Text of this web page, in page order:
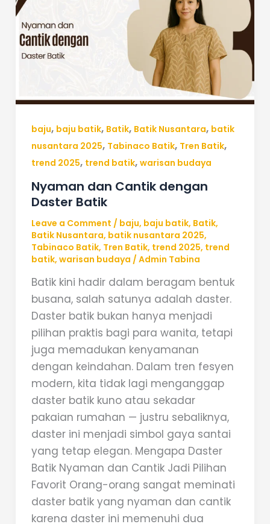
baju, baju batik, Batik, Batik Nusantara, batik
nusantara 2025, Tabinaco Batik, Tren Batik,
trend 2025, trend batik, warisan budaya
Nyaman dan Cantik dengan
Daster Batik
Leave a Comment / baju, baju batik, Batik,
Batik Nusantara, batik nusantara 2025,
Tabinaco Batik, Tren Batik, trend 2025, trend
batik, warisan budaya / Admin Tabina
Batik kini hadir dalam beragam bentuk
busana, salah satunya adalah daster.
Daster batik bukan hanya menjadi
pilihan praktis bagi para wanita, tetapi
juga memadukan kenyamanan
dengan keindahan. Dalam tren fesyen
modern, kita tidak lagi menganggap
daster batik kuno atau sekadar
pakaian rumahan — justru sebaliknya,
daster ini menjadi simbol gaya santai
yang tetap elegan. Mengapa Daster
Batik Nyaman dan Cantik Jadi Pilihan
Favorit Orang-orang sangat meminati
daster batik yang nyaman dan cantik
karena daster ini memenuhi dua
dengan
Daster
Batik